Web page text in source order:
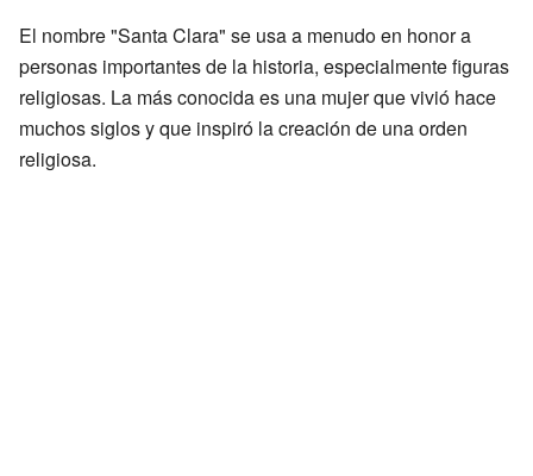
El nombre "Santa Clara" se usa a menudo en honor a
personas importantes de la historia, especialmente figuras
religiosas. La más conocida es una mujer que vivió hace
muchos siglos y que inspiró la creación de una orden
religiosa.